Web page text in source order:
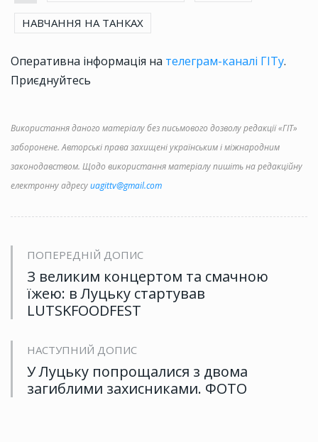
НАВЧАННЯ НА ТАНКАХ
Оперативна інформація на телеграм-каналі ГІТу.
Приєднуйтесь
Використання даного матеріалу без письмового дозволу редакції «ГІТ»
заборонене. Авторські права захищені українським і міжнародним
законодавством. Щодо використання матеріалу пишіть на редакційну
електронну адресуuagittv@gmail.com
ПОПЕРЕДНІЙ ДОПИС
З великим концертом та смачною
їжею: в Луцьку стартував
LUTSKFOODFEST
НАСТУПНИЙ ДОПИС
У Луцьку попрощалися з двома
загиблими захисниками. ФОТО